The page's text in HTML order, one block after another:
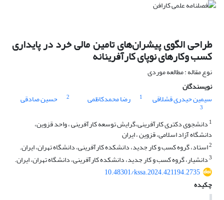
طراحی الگوی پیشران‌های‌ تامین مالی خرد در پایداری
کسب وکارهای نوپای کارآفرینانه
نوع مقاله : مطالعه موردی
نویسندگان
سیمین حیدری قشلاقی
1 رضا محمدکاظمی 2 حسین صادقی
3
1 دانشجوی دکتری کارآفرینی،گرایش توسعه کارآفرینی ، واحد قزوین،
دانشگاه آزاد اسلامی، قزوین ، ایران
2استاد، گروه کسب و کار جدید، دانشکده کارآفرینی، دانشگاه تهران، ایران.
3دانشیار، گروه کسب و کار جدید، دانشکده کارآفرینی، دانشگاه تهران، ایران.
10.48301/kssa.2024.421194.2735
چکیده